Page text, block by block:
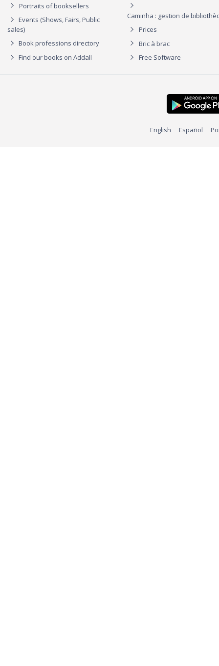
Portraits of booksellers
Events (Shows, Fairs, Public
sales)
Book professions directory
Find our books on Addall
Caminha : gestion de
Prices
Bric à brac
Free Software
English Español